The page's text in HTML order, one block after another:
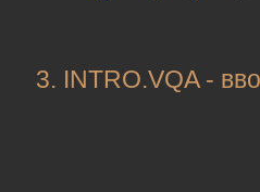
3. INTRO.VQA -